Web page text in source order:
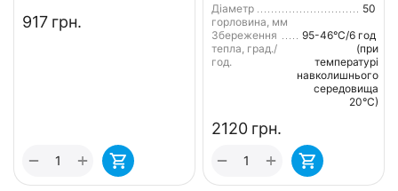
‍917‍ грн.
+
−
Діаметр
горловина, мм
50
Збереження
тепла, град./
год.
95-46°С/6 год
(при
температурі
навколишнього
середовища
20°С)
‍2120‍ грн.
+
−